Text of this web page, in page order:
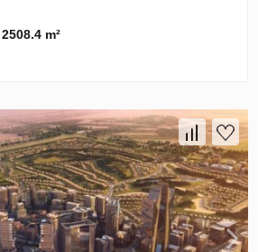
2508.4 m²